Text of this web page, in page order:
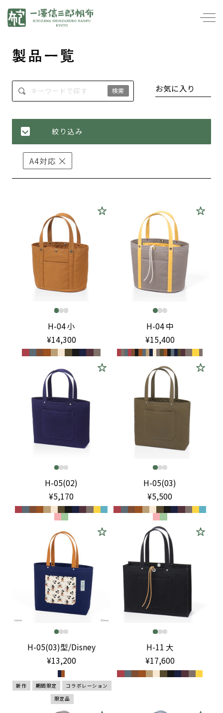
検索 お気に入り
絞り込み
A4対応
H-04 小
¥14,300
H-04 中
¥15,400
H-05(02)
¥5,170
H-05(03)
¥5,500
H-05(03)型/Disney
¥13,200
新作 期間限定
コラボレーション
限定品
H-11 大
¥17,600